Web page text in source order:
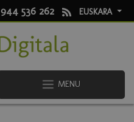
944 536 262 EUSKARA
MENU